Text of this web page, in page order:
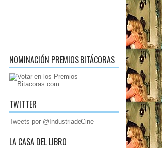
NOMINACIÓN PREMIOS BITÁCORAS
TWITTER
Tweets por @IndustriadeCine
LA CASA DEL LIBRO